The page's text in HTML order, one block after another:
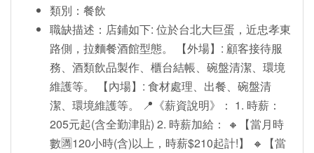
類別：餐飲
職缺描述：店鋪如下: 位於台北大巨蛋，近忠孝東
路側，拉麵餐酒館型態。 【外場】: 顧客接待服
務、酒類飲品製作、櫃台結帳、碗盤清潔、環境
維護等。 【內場】: 食材處理、出餐、碗盤清
潔、環境維護等。 📍《薪資說明》： 1. 時薪：
205元起(含全勤津貼) 2. 時薪加給： 🔸【當月時
數🈵120小時(含)以上，時薪$210起計!】 🔸【當